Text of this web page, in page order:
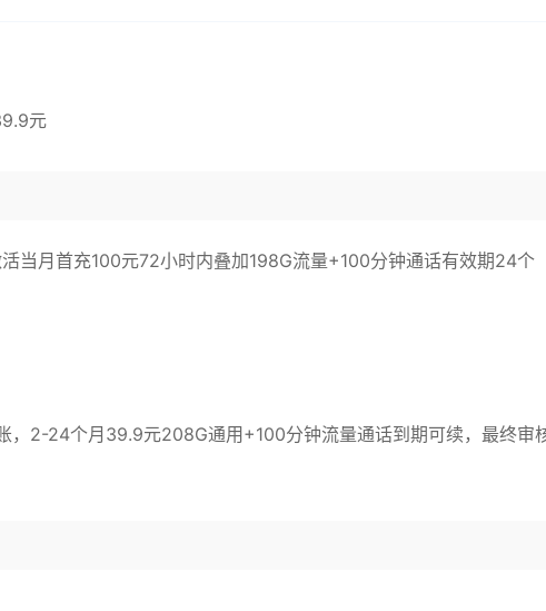
元
当月首充100元72小时内叠加198G流量+100分钟通话有效期24个
，2-24个月39.9元208G通用+100分钟流量通话到期可续，最终审